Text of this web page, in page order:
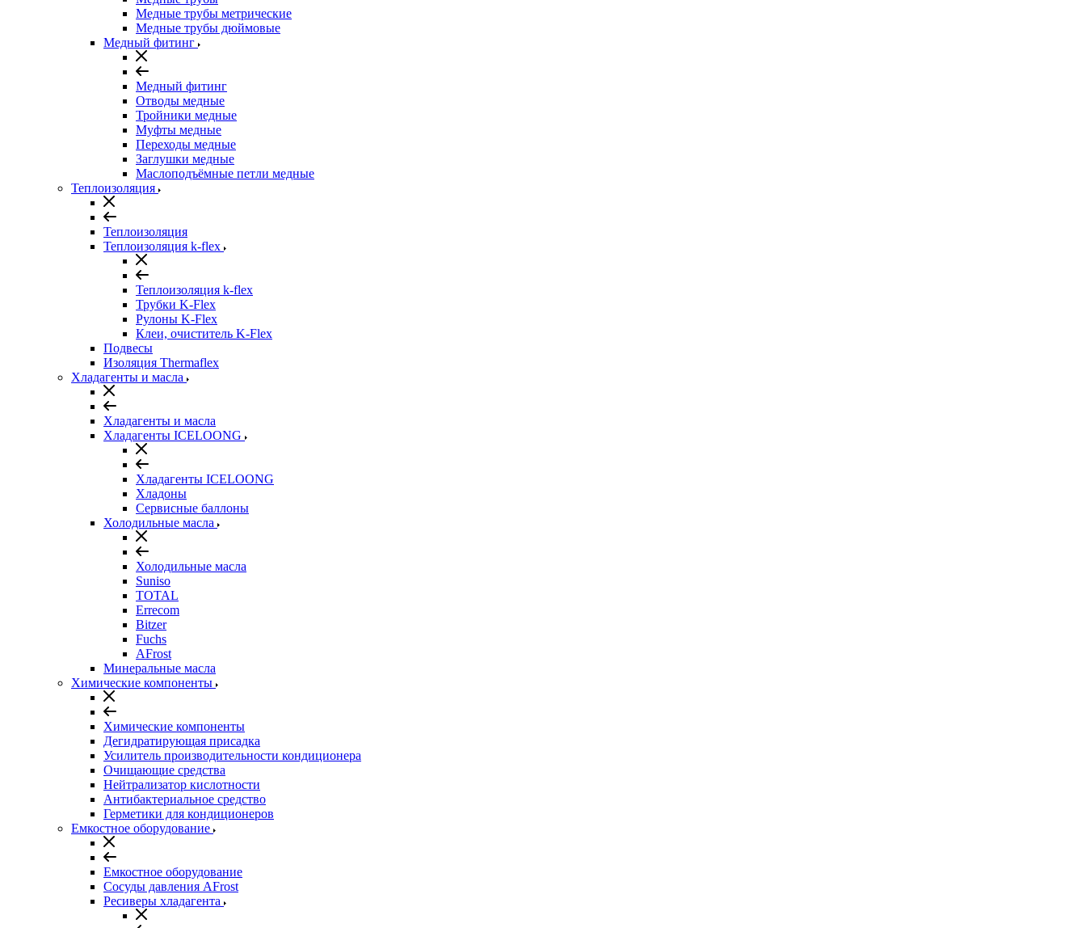
Медные трубы метрические
Медные трубы дюймовые
Медный фитинг
Медный фитинг
Отводы медные
Тройники медные
Муфты медные
Переходы медные
Заглушки медные
Маслоподъёмные петли медные
Теплоизоляция
Теплоизоляция
Теплоизоляция k-flex
Теплоизоляция k-flex
Трубки K-Flex
Рулоны K-Flex
Клеи, очиститель K-Flex
Подвесы
Изоляция Thermaflex
Хладагенты и масла
Хладагенты и масла
Хладагенты ICELOONG
Хладагенты ICELOONG
Хладоны
Сервисные баллоны
Холодильные масла
Холодильные масла
Suniso
TOTAL
Errecom
Bitzer
Fuchs
AFrost
Минеральные масла
Химические компоненты
Химические компоненты
Дегидратирующая присадка
Усилитель производительности кондиционера
Очищающие средства
Нейтрализатор кислотности
Антибактериальное средство
Герметики для кондиционеров
Емкостное оборудование
Емкостное оборудование
Сосуды давления AFrost
Ресиверы хладагента